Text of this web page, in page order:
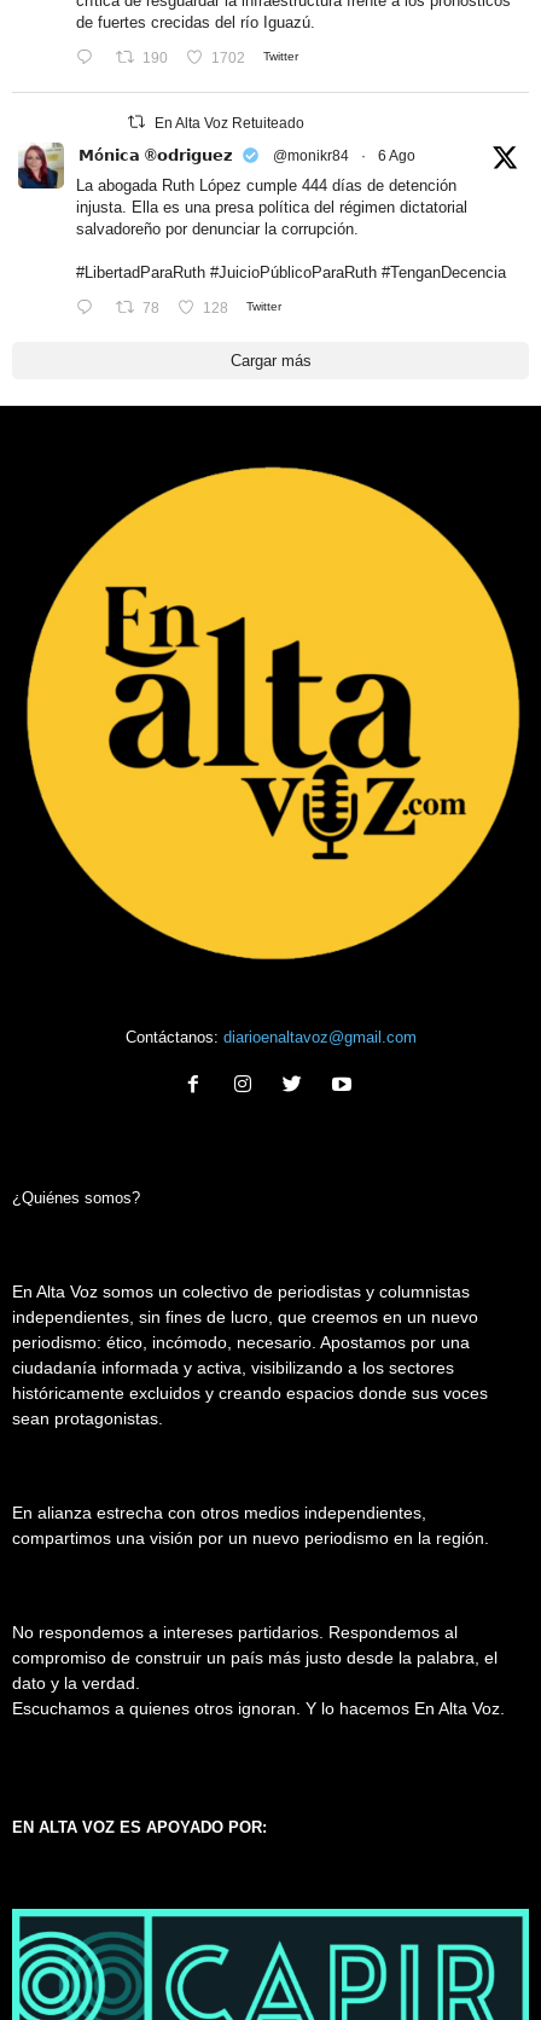
de fuertes crecidas del río Iguazú.
190 1702 Twitter
En Alta Voz Retuiteado
𝗠ó𝗻𝗶𝗰𝗮 ®𝗼𝗱𝗿𝗶𝗴𝘂𝗲𝘇 @monikr84 · 6 Ago
La abogada Ruth López cumple 444 días de detención
injusta. Ella es una presa política del régimen dictatorial
salvadoreño por denunciar la corrupción.
#LibertadParaRuth #JuicioPúblicoParaRuth #TenganDecencia
78 128 Twitter
Cargar más
Contáctanos: diarioenaltavoz@gmail.com
¿Quiénes somos?
En Alta Voz somos un colectivo de periodistas y columnistas
independientes, sin fines de lucro, que creemos en un nuevo
periodismo: ético, incómodo, necesario. Apostamos por una
ciudadanía informada y activa, visibilizando a los sectores
históricamente excluidos y creando espacios donde sus voces
sean protagonistas.
En alianza estrecha con otros medios independientes,
compartimos una visión por un nuevo periodismo en la región.
No respondemos a intereses partidarios. Respondemos al
compromiso de construir un país más justo desde la palabra, el
dato y la verdad.
Escuchamos a quienes otros ignoran. Y lo hacemos En Alta Voz.
EN ALTA VOZ ES APOYADO POR: